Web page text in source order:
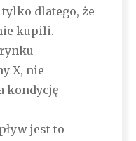
dlatego, że
kupili.
X, nie
kondycję
jest to